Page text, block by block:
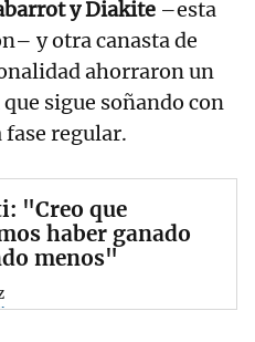
y Diakite –esta
y otra canasta de
ahorraron un
sigue soñando con
fase regular.
"Creo que
haber ganado
menos"